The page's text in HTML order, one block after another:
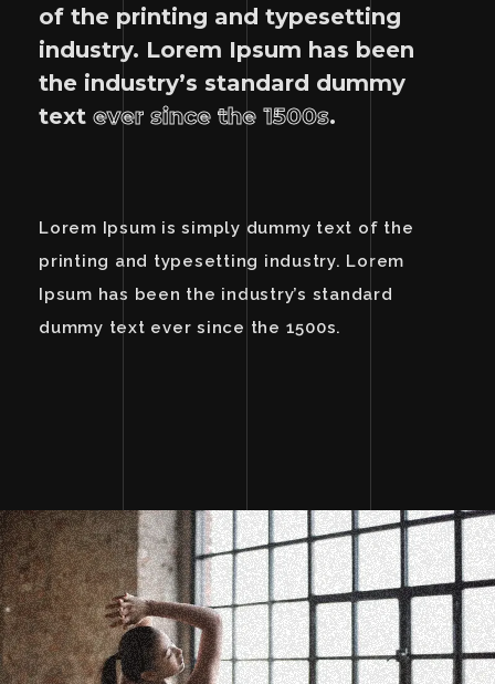
of the printing and typesetting
industry. Lorem Ipsum has been
the industry’s standard dummy
text ever since the 1500s.
Lorem Ipsum is simply dummy text of the
printing and typesetting industry. Lorem
Ipsum has been the industry’s standard
dummy text ever since the 1500s.